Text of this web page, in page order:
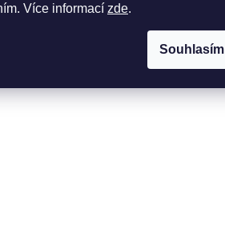
Více informací zde.
Souhlasím